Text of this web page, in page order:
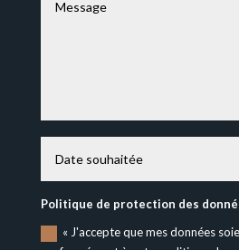
Politique de protection des
« J'accepte que mes données